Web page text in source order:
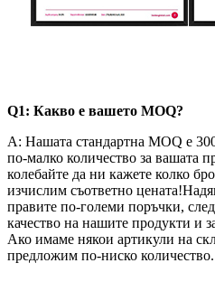
Q1: Какво е вашето MOQ?
A: Нашата стандартна MOQ е
по-малко количество за вашата
колебайте да ни кажете колко
изчислим съответно
правите по-големи поръчки,
качество на нашите продукти и
Ако имаме някои артикули на
предложим по-ниско количество.